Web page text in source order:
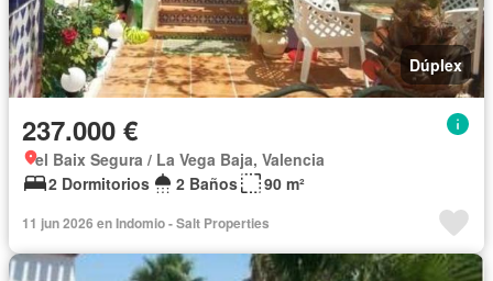
Dúplex
237.000 €
el Baix Segura / La Vega Baja, Valencia
2 Dormitorios
2 Baños 90 m²
11 jun 2026 en Indomio - Salt Properties